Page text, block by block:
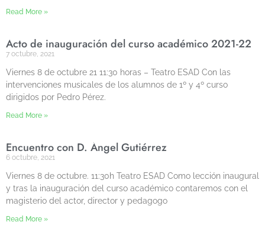
Read More »
Acto de inauguración del curso académico 2021-22
7 octubre, 2021
Viernes 8 de octubre 21 11:30 horas – Teatro ESAD Con las
intervenciones musicales de los alumnos de 1º y 4º curso
dirigidos por Pedro Pérez.
Read More »
Encuentro con D. Ángel Gutiérrez
6 octubre, 2021
Viernes 8 de octubre. 11:30h Teatro ESAD Como lección inaugural
y tras la inauguración del curso académico contaremos con el
magisterio del actor, director y pedagogo
Read More »